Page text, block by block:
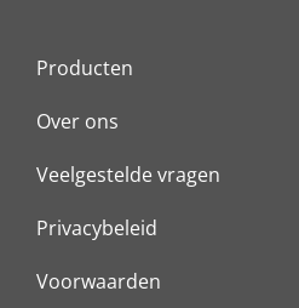
Producten
Over ons
Veelgestelde vragen
Privacybeleid
Voorwaarden